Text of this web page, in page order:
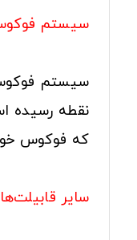
سیستم
که فوکوس
سایر قابیلت‌ها